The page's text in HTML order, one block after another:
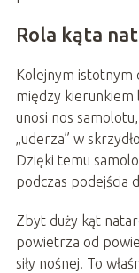
Rola kąta
Kolejnym istotnym
między kierunkiem
unosi nos
„uderza” w
Dzięki temu
podczas podejścia
Zbyt duży kąt
powietrza od
siły nośnej. To